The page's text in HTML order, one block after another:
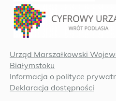
Urząd Marszałkowski
Białymstoku
Informacja o polityce
Deklaracja dostępności